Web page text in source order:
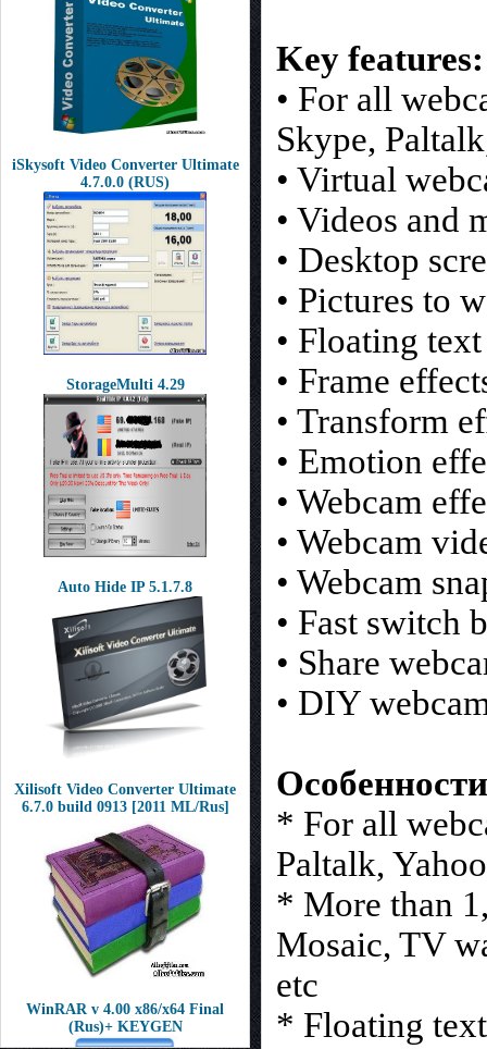
iSkysoft Video Converter Ultimate
4.7.0.0 (RUS)
StorageMulti 4.29
Auto Hide IP 5.1.7.8
Xilisoft Video Converter Ultimate
6.7.0 build 0913 [2011 ML/Rus]
WinRAR v 4.00 x86/x64 Final
(Rus)+ KEYGEN
Key features:
• For all
Skype,
• Virtual
• Videos and
• Desktop
• Pictures to
• Floating
• Frame
• Transform
• Emotion
• Webcam
• Webcam
• Webcam
• Fast switch
• Share
• DIY
* For all
Paltalk,
* More than
Mosaic, TV
etc
* Floating